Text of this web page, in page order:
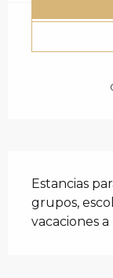
Estancias
grupos,
vacaciones